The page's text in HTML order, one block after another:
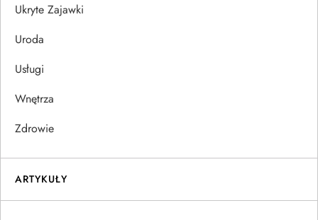
Ukryte Zajawki
Uroda
Usługi
Wnętrza
Zdrowie
ARTYKUŁY